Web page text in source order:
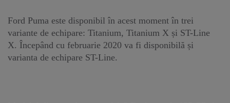
Ford Puma este disponibil în acest moment în trei
variante de echipare: Titanium, Titanium X și ST-Line
X. Începând cu februarie 2020 va fi disponibilă și
varianta de echipare ST-Line.